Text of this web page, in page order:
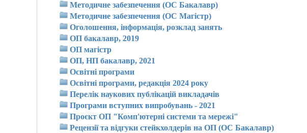
Методичне забезпечення (ОС Бакалавр)
Методичне забезпечення (ОС Магістр)
Оголошення, інформація, розклад занять
ОП бакалавр, 2019
ОП магістр
ОП, НП бакалавр, 2021
Освітні програми
Освітні програми, редакція 2024 року
Перелік наукових публікацій викладачів
Програми вступних випробувань - 2021
Проєкт ОП "Комп'ютерні системи та мережі"
Рецензії та відгуки стейкхолдерів на ОП (ОС Бакалавр)